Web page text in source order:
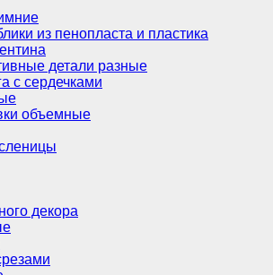
из пенопласта и пластика
детали разные
с сердечками
объемные
декора